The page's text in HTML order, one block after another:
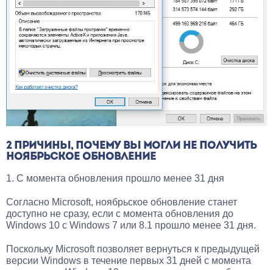
2 ПРИЧИНЫ, ПОЧЕМУ ВЫ МОГЛИ НЕ ПОЛУЧИТЬ
НОЯБРЬСКОЕ ОБНОВЛЕНИЕ
1. С момента обновления прошло менее 31 дня
Согласно Microsoft, ноябрьское обновление станет
доступно не сразу, если с момента обновления до
Windows 10 с Windows 7 или 8.1 прошло менее 31 дня.
Поскольку Microsoft позволяет вернуться к предыдущей
версии Windows в течение первых 31 дней с момента